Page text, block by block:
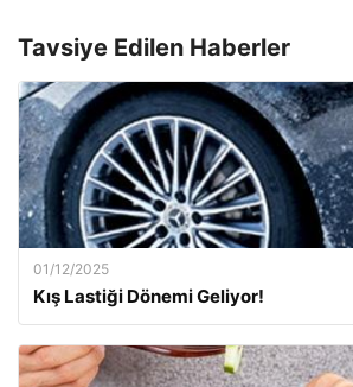
Tavsiye Edilen Haberler
01/12/2025
Kış Lastiği Dönemi Geliyor!